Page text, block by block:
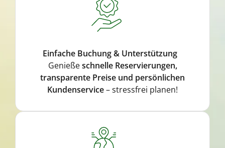
Einfache Buchung & Unterstützung
Genießeschnelle Reservierungen,
transparente Preise und persönlichen
Kundenservice– stressfrei planen!